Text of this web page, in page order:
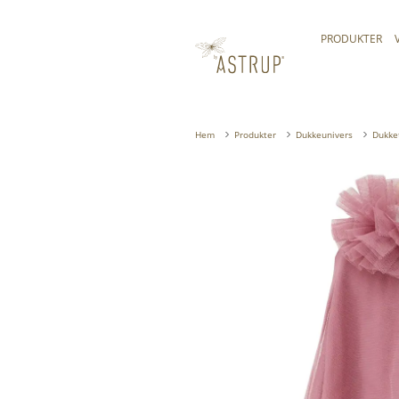
PRODUKTER
Hem Produkter Dukkeunivers